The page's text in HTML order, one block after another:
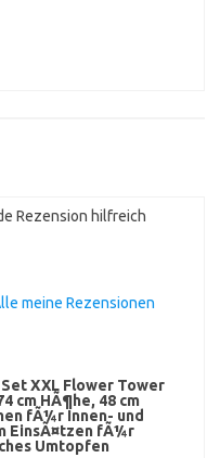
Rezension hilfreich
meine Rezensionen
XXL Flower Tower
cm HÃ¶he, 48 cm
fÃ¼r Innen- und
EinsÃ¤tzen fÃ¼r
Umtopfen